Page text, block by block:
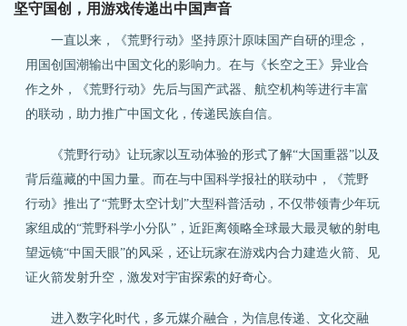
坚守国创，用游戏传递出中国声音
一直以来，《荒野行动》坚持原汁原味国产自研的理念，
用国创国潮输出中国文化的影响力。在与《长空之王》异业合
作之外，《荒野行动》先后与国产武器、航空机构等进行丰富
的联动，助力推广中国文化，传递民族自信。
《荒野行动》让玩家以互动体验的形式了解“大国重器”以及
背后蕴藏的中国力量。而在与中国科学报社的联动中，《荒野
行动》推出了“荒野太空计划”大型科普活动，不仅带领青少年玩
家组成的“荒野科学小分队”，近距离领略全球最大最灵敏的射电
望远镜“中国天眼”的风采，还让玩家在游戏内合力建造火箭、见
证火箭发射升空，激发对宇宙探索的好奇心。
进入数字化时代，多元媒介融合，为信息传递、文化交融